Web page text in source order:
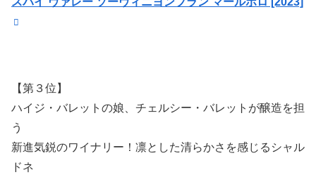
【第３位】
ハイジ・バレットの娘、チェルシー・バレットが醸造を担
う
新進気鋭のワイナリー！凛とした清らかさを感じるシャル
ドネ